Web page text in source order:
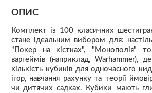
ОПИС
Комплект із 100 класичних
стане ідеальним вибором для:
"Покер на кістках", "Монополія"
варгеймів (наприклад, Warhammer),
кількість кубиків для одночасного
ігор, навчання рахунку та теорії
чи дитячих садках. Кубики мають